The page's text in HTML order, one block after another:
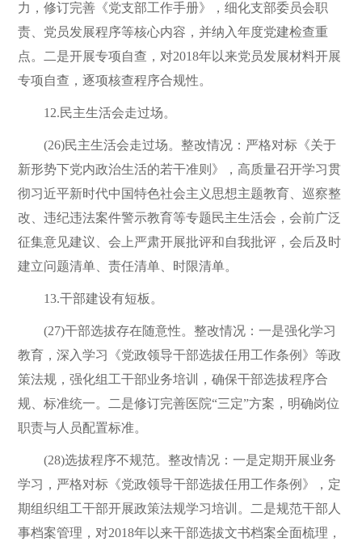
力，修订完善《党支部工作手册》，细化支部委员会职
责、党员发展程序等核心内容，并纳入年度党建检查重
点。二是开展专项自查，对2018年以来党员发展材料开展
专项自查，逐项核查程序合规性。
12.民主生活会走过场。
(26)民主生活会走过场。整改情况：严格对标《关于
新形势下党内政治生活的若干准则》，高质量召开学习贯
彻习近平新时代中国特色社会主义思想主题教育、巡察整
改、违纪违法案件警示教育等专题民主生活会，会前广泛
征集意见建议、会上严肃开展批评和自我批评，会后及时
建立问题清单、责任清单、时限清单。
13.干部建设有短板。
(27)干部选拔存在随意性。整改情况：一是强化学习
教育，深入学习《党政领导干部选拔任用工作条例》等政
策法规，强化组工干部业务培训，确保干部选拔程序合
规、标准统一。二是修订完善医院“三定”方案，明确岗位
职责与人员配置标准。
(28)选拔程序不规范。整改情况：一是定期开展业务
学习，严格对标《党政领导干部选拔任用工作条例》，定
期组织组工干部开展政策法规学习培训。二是规范干部人
事档案管理，对2018年以来干部选拔文书档案全面梳理，